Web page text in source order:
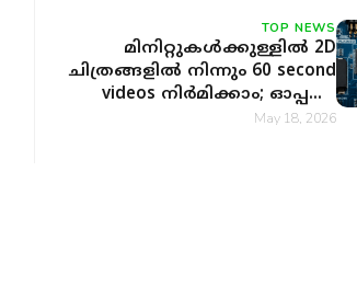
TOP NEWS
മിനിറ്റുകൾക്കുള്ളിൽ 2D
ചിത്രങ്ങളിൽ നിന്നും 60 second
videos നിർമിക്കാം; ഓപ്പൺ
സോഴ്സ് മോഡലുമായി NVDIA
May 18, 2026